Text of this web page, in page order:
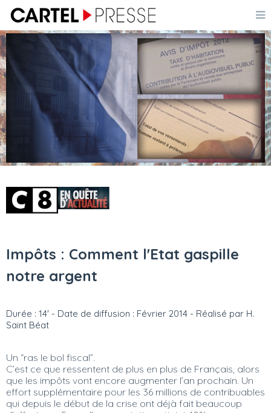
Impôts : Comment l'Etat gaspille
notre argent
Durée : 14' - Date de diffusion : Février 2014 - Réalisé par H.
Saint Béat
Un “ras le bol fiscal”.
C’est ce que ressentent de plus en plus de Français, alors
que les impôts vont encore augmenter l’an prochain. Un
effort supplémentaire pour les 36 millions de contribuables
qui depuis le début de la crise ont déjà fait beaucoup